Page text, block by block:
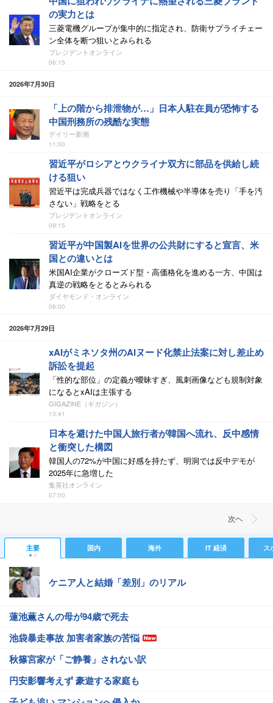
の実力とは
三菱電機グループが集中的に指定され、防衛サプライチェー
ン全体を断つ狙いとみられる
プレジデントオンライン
06:15
2026年7月30日
「上の階から排泄物が…」日本人駐在員が恐怖する
中国刑務所の残酷な実態
デイリー新潮
11:00
習近平がロシアとウクライナ双方に部品を供給し続
ける狙い
習近平は完成兵器ではなく工作機械や半導体を売り「手を汚
さない」戦略をとる
プレジデントオンライン
09:15
習近平が中国製AIを世界の公共財にすると宣言、米
国との違いとは
米国AI企業がクローズド型・高価格化を進める一方、中国は
真逆の戦略をとるとみられる
ダイヤモンド・オンライン
06:00
2026年7月29日
xAIがミネソタ州のAIヌード化禁止法案に対し差止め
訴訟を提起
「性的な部位」の定義が曖昧すぎ、風刺画像なども規制対象
になるとxAIは主張する
GIGAZINE（ギガジン）
13:41
日本を避けた中国人旅行者が韓国へ流れ、反中感情
と衝突した構図
韓国人の72%が中国に好感を持たず、明洞では反中デモが
2025年に急増した
集英社オンライン
07:00
次ヘ
主要 国内 海外 IT 経済 ス
ケニア人と結婚「差別」のリアル
蓮池薫さんの母が94歳で死去
池袋暴走事故 加害者家族の苦悩
秋篠宮家が「ご静養」されない訳
円安影響考えず 豪遊する家庭も